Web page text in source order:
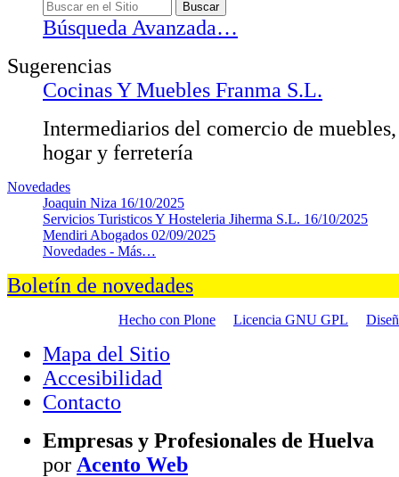
Búsqueda Avanzada…
Sugerencias
Cocinas Y Muebles Franma S.L.
Intermediarios del comercio de
hogar y ferretería
Novedades
Joaquin Niza 16/10/2025
Servicios Turisticos Y Hosteleria Jiherma S.L. 16/10/2025
Mendiri Abogados 02/09/2025
Novedades - Más…
Boletín de novedades
Hecho con Plone Licencia GNU GPL
Mapa del Sitio
Accesibilidad
Contacto
Empresas y Profesionales de Huelva
por Acento Web